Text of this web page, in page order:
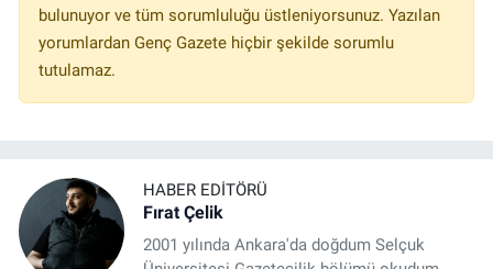
bulunuyor ve tüm sorumluluğu üstleniyorsunuz. Yazılan
yorumlardan Genç Gazete hiçbir şekilde sorumlu
tutulamaz.
HABER EDITÖRÜ
Fırat Çelik
2001 yılında Ankara'da doğdum Selçuk